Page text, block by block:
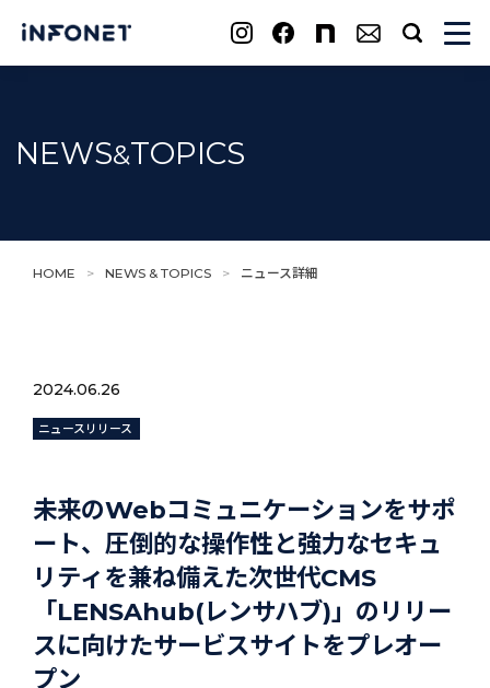
search
NEWS&TOPICS
HOME > NEWS & TOPICS > ニュース詳細
2024.06.26
ニュースリリース
未来のWebコミュニケーションをサポ
ート、圧倒的な操作性と強力なセキュ
リティを兼ね備えた次世代CMS
「LENSAhub(レンサハブ)」のリリー
スに向けたサービスサイトをプレオー
プン